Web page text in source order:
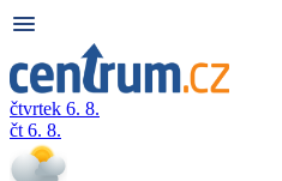
čtvrtek 6. 8.
čt 6. 8.